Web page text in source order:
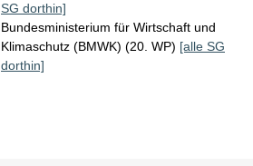
SG dorthin]
Bundesministerium für Wirtschaft und
Klimaschutz (BMWK) (20. WP) [alle SG
dorthin]